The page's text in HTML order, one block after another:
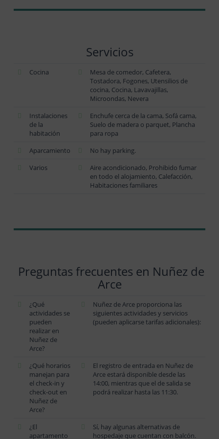
Servicios
Cocina
Mesa de comedor, Cafetera,
Tostadora, Fogones, Utensilios de
cocina, Cocina, Lavavajillas,
Microondas, Nevera
Instalaciones
de la
habitación
Enchufe cerca de la cama, Sofá cama,
Suelo de madera o parquet, Plancha
para ropa
Aparcamiento
No hay parking.
Varios
Aire acondicionado, Prohibido fumar
en todo el alojamiento, Calefacción,
Habitaciones familiares
Preguntas frecuentes en Nuñez de
Arce
¿Qué
actividades se
pueden
realizar en
Nuñez de
Arce?
Nuñez de Arce proporciona las
siguientes actividades y servicios
(pueden aplicarse tarifas adicionales):
¿Qué horarios
manejan para
el check-in y
check-out en
Nuñez de
Arce?
El registro de entrada en Nuñez de
Arce estará disponible desde las
14:00, mientras que el de salida se
podrá realizar hasta las 11:30.
¿El
apartamento
Sí, hay algunas alternativas de
hospedaje que cuentan con balcón.